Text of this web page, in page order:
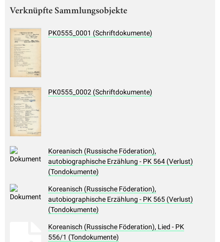
Verknüpfte Sammlungsobjekte
PK0555_0001 (Schriftdokumente)
PK0555_0002 (Schriftdokumente)
Koreanisch (Russische Föderation),
autobiographische Erzählung - PK 564 (Verlust)
(Tondokumente)
Koreanisch (Russische Föderation),
autobiographische Erzählung - PK 565 (Verlust)
(Tondokumente)
Koreanisch (Russische Föderation), Lied - PK
556/1 (Tondokumente)